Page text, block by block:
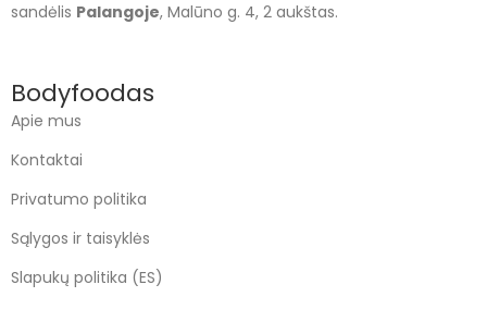
sandėlis Palangoje, Malūno g. 4, 2 aukštas.
Bodyfoodas
Apie mus
Kontaktai
Privatumo politika
Sąlygos ir taisyklės
Slapukų politika (ES)